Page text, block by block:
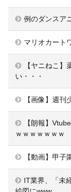
例のダンスア
マリオカート
【ヤニねこ
い・・・
【画像】週
【朗報】
ｗｗｗｗｗｗｗ
【動画】甲
IT業界、「未